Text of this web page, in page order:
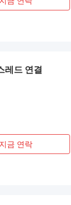
레드 연결
지금 연락